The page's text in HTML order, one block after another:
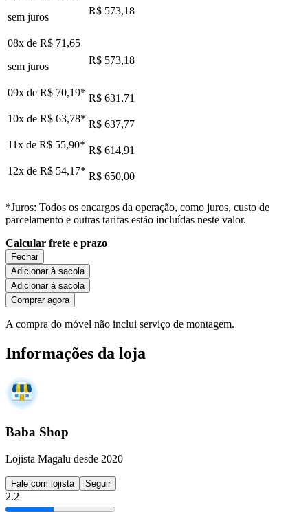
sem juros
R$ 573,18
08x de R$ 71,65
sem juros
R$ 573,18
09x de R$ 70,19* R$ 631,71
10x de R$ 63,78* R$ 637,77
11x de R$ 55,90* R$ 614,91
12x de R$ 54,17* R$ 650,00
*Juros: Todos os encargos da operação, como juros, custo de
parcelamento e outras tarifas estão incluídas neste valor.
Calcular frete e prazo
Fechar
Adicionar à sacola
Adicionar à sacola
Comprar agora
A compra do móvel não inclui serviço de montagem.
Informações da loja
Baba Shop
Lojista Magalu desde 2020
Fale com lojista Seguir
2.2